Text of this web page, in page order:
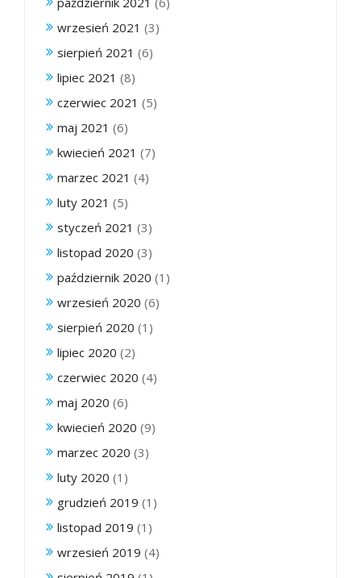
wrzesień 2021 (3)
sierpień 2021 (6)
lipiec 2021 (8)
czerwiec 2021 (5)
maj 2021 (6)
kwiecień 2021 (7)
marzec 2021 (4)
luty 2021 (5)
styczeń 2021 (3)
listopad 2020 (3)
październik 2020 (1)
wrzesień 2020 (6)
sierpień 2020 (1)
lipiec 2020 (2)
czerwiec 2020 (4)
maj 2020 (6)
kwiecień 2020 (9)
marzec 2020 (3)
luty 2020 (1)
grudzień 2019 (1)
listopad 2019 (1)
wrzesień 2019 (4)